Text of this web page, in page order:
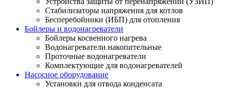
Стабилизаторы напряжения для котлов
Бесперебойники (ИБП) для отопления
Бойлеры и водонагреватели
Бойлеры косвенного нагрева
Водонагреватели накопительные
Проточные водонагреватели
Комплектующие для водонагревателей
Насосное оборудование
Установки для отвода конденсата